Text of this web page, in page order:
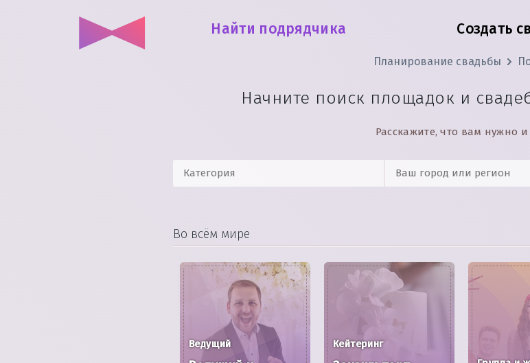
Найти подрядчика Создать
Планирование свадьбы
Начните поиск площадок и
Расскажите, что вам нужно и
Во всём мире
Ведущий Кейтеринг